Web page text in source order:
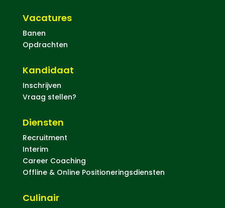
Vacatures
Banen
Opdrachten
Kandidaat
Inschrijven
Vraag stellen?
Diensten
Recruitment
Interim
Career Coaching
Offline & Online Positioneringsdiensten
Culinair